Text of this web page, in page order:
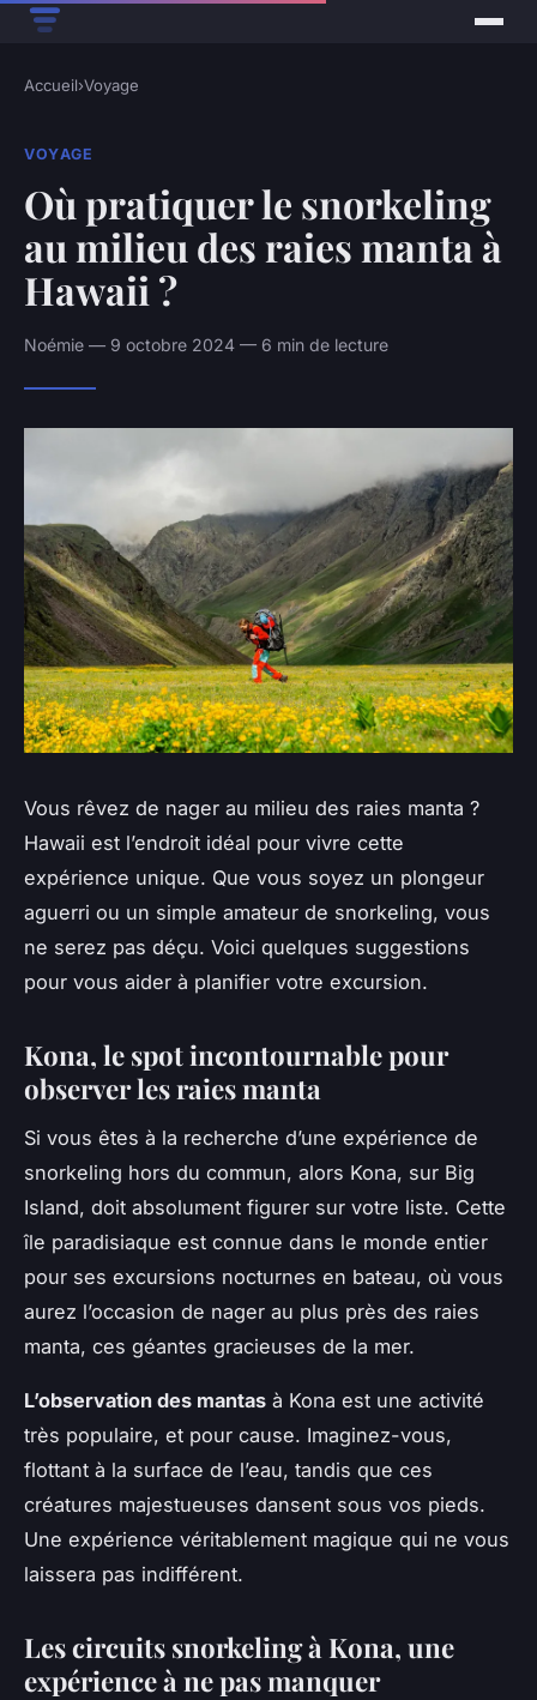
Accueil›Voyage
VOYAGE
Où pratiquer le snorkeling
au milieu des raies manta à
Hawaii ?
Noémie — 9 octobre 2024 — 6 min de lecture
Vous rêvez de nager au milieu des raies manta ?
Hawaii est l’endroit idéal pour vivre cette
expérience unique. Que vous soyez un plongeur
aguerri ou un simple amateur de snorkeling, vous
ne serez pas déçu. Voici quelques suggestions
pour vous aider à planifier votre excursion.
Kona, le spot incontournable pour
observer les raies manta
Si vous êtes à la recherche d’une expérience de
snorkeling hors du commun, alors Kona, sur Big
Island, doit absolument figurer sur votre liste. Cette
île paradisiaque est connue dans le monde entier
pour ses excursions nocturnes en bateau, où vous
aurez l’occasion de nager au plus près des raies
manta, ces géantes gracieuses de la mer.
L’observation des mantas à Kona est une activité
très populaire, et pour cause. Imaginez-vous,
flottant à la surface de l’eau, tandis que ces
créatures majestueuses dansent sous vos pieds.
Une expérience véritablement magique qui ne vous
laissera pas indifférent.
Les circuits snorkeling à Kona, une
expérience à ne pas manquer